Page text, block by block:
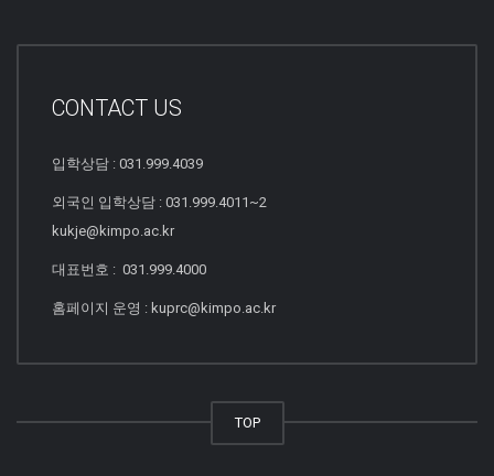
CONTACT US
입학상담 : 031.999.4039
외국인 입학상담 : 031.999.4011~2
kukje@kimpo.ac.kr
대표번호 : 031.999.4000
홈페이지 운영 : kuprc@kimpo.ac.kr
TOP